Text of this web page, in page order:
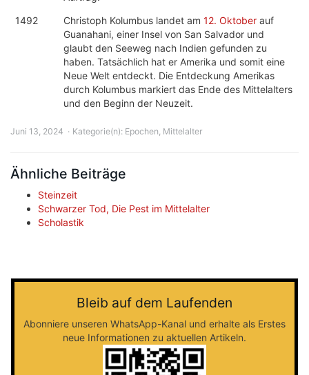
1492
Christoph Kolumbus landet am 12. Oktober auf
Guanahani, einer Insel von San Salvador und
glaubt den Seeweg nach Indien gefunden zu
haben. Tatsächlich hat er Amerika und somit eine
Neue Welt entdeckt. Die Entdeckung Amerikas
durch Kolumbus markiert das Ende des Mittelalters
und den Beginn der Neuzeit.
Juni 13, 2024 Kategorie(n): Epochen, Mittelalter
Ähnliche Beiträge
Steinzeit
Schwarzer Tod, Die Pest im Mittelalter
Scholastik
Bleib auf dem Laufenden
Abonniere unseren WhatsApp-Kanal und erhalte als Erstes
neue Informationen zu aktuellen Artikeln.